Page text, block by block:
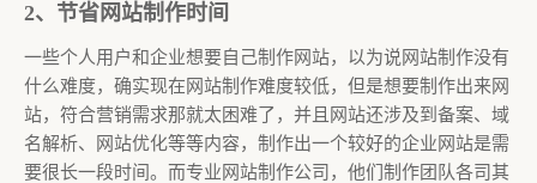
2、节省网站制作时间
一些个人用户和企业想要自己制作网站，以为说网站制作没有
什么难度，确实现在网站制作难度较低，但是想要制作出来网
站，符合营销需求那就太困难了，并且网站还涉及到备案、域
名解析、网站优化等等内容，制作出一个较好的企业网站是需
要很长一段时间。而专业网站制作公司，他们制作团队各司其